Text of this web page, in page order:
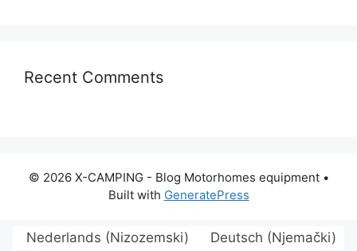
Recent Comments
© 2026 X-CAMPING - Blog Motorhomes equipment•
Built with GeneratePress
Nederlands (Nizozemski) Deutsch (Njemački)